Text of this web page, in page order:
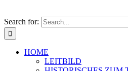
Search for:
HOME
LEITBILD